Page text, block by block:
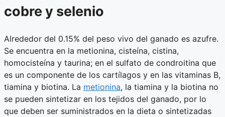
cobre y selenio
Alrededor del 0.15% del peso vivo del ganado es azufre.
Se encuentra en la metionina, cisteína, cistina,
homocisteína y taurina; en el sulfato de condroitina que
es un componente de los cartílagos y en las vitaminas B,
tiamina y biotina. La metionina, la tiamina y la biotina no
se pueden sintetizar en los tejidos del ganado, por lo
que deben ser suministrados en la dieta o sintetizadas